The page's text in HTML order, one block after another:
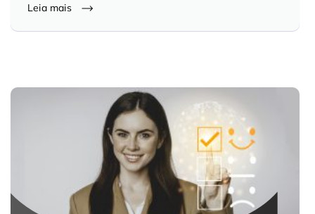
Leia mais